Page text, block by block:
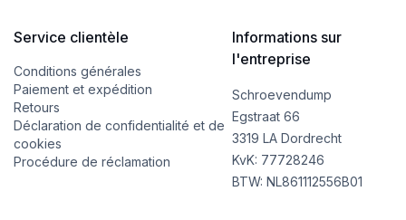
l
-
m
a
i
l
l
Service clientèle
Conditions générales
Paiement et expédition
Retours
Déclaration de confidentialité et de
cookies
Procédure de réclamation
Informations sur
l'entreprise
Schroevendump
Egstraat 66
3319 LA Dordrecht
KvK: 77728246
BTW: NL861112556B01